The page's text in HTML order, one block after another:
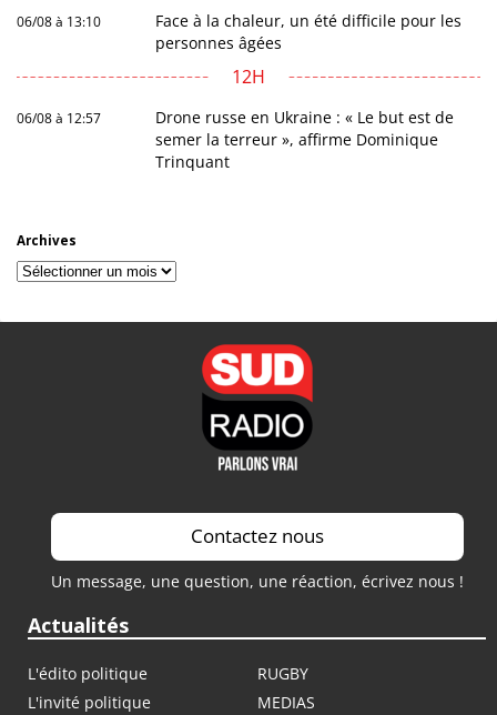
06/08 à 13:10
Face à la chaleur, un été difficile pour les
personnes âgées
12H
06/08 à 12:57
Drone russe en Ukraine : « Le but est de
semer la terreur », affirme Dominique
Trinquant
Archives
Archives
Contactez nous
Un message, une question, une réaction, écrivez nous !
Actualités
L'édito politique
RUGBY
L'invité politique
MEDIAS